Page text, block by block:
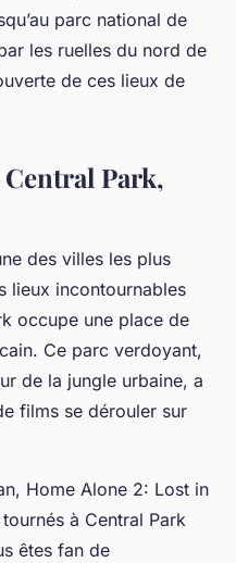
parc national de
les ruelles du nord de
de ces lieux de
Park,
des villes les plus
lieux incontournables
occupe une place de
Ce parc verdoyant,
de la jungle urbaine, a
films se dérouler sur
, Home Alone 2: Lost in
à Central Park
êtes fan de